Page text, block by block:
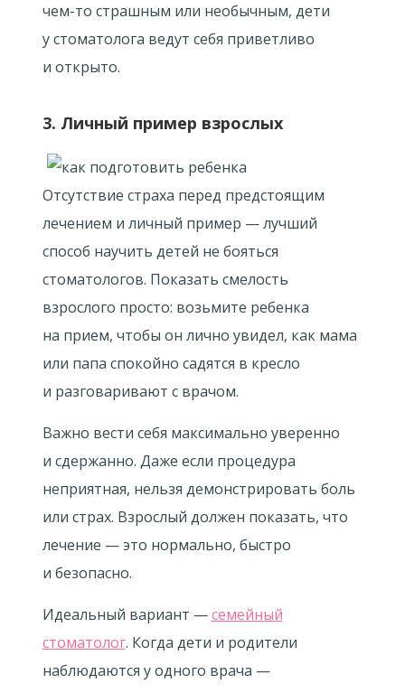
чем-то страшным или необычным, дети
у стоматолога ведут себя приветливо
и открыто.
3. Личный пример взрослых
Отсутствие страха перед предстоящим
лечением и личный пример — лучший
способ научить детей не бояться
стоматологов. Показать смелость
взрослого просто: возьмите ребенка
на прием, чтобы он лично увидел, как мама
или папа спокойно садятся в кресло
и разговаривают с врачом.
Важно вести себя максимально уверенно
и сдержанно. Даже если процедура
неприятная, нельзя демонстрировать боль
или страх. Взрослый должен показать, что
лечение — это нормально, быстро
и безопасно.
Идеальный вариант —семейный
стоматолог. Когда дети и родители
наблюдаются у одного врача —